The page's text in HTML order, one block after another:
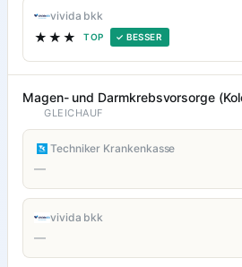
vivida bkk
★★★ TOP ✓ BESSER
Magen- und Darmkrebsvorsorge
GLEICHAUF
Techniker Krankenkasse
—
vivida bkk
—